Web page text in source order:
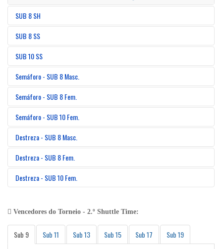
SUB 8 SH
SUB 8 SS
SUB 10 SS
Semáforo - SUB 8 Masc.
Semáforo - SUB 8 Fem.
Semáforo - SUB 10 Fem.
Destreza - SUB 8 Masc.
Destreza - SUB 8 Fem.
Destreza - SUB 10 Fem.
Vencedores do Torneio - 2.º Shuttle Time:
Sub 9 Sub 11 Sub 13 Sub 15 Sub 17 Sub 19